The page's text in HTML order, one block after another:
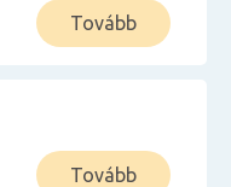
Tovább
Tovább